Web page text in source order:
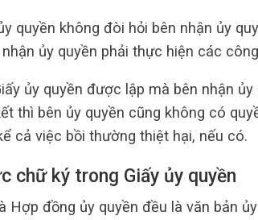
quyền không đòi hỏi bên nhận ủy
ủy quyền phải thực hiện các
ủy quyền được lập mà bên nhận
thì bên ủy quyền cũng không có
cả việc bồi thường thiệt hại, nếu có.
chữ ký trong Giấy ủy quyền
Hợp đồng ủy quyền đều là văn bản